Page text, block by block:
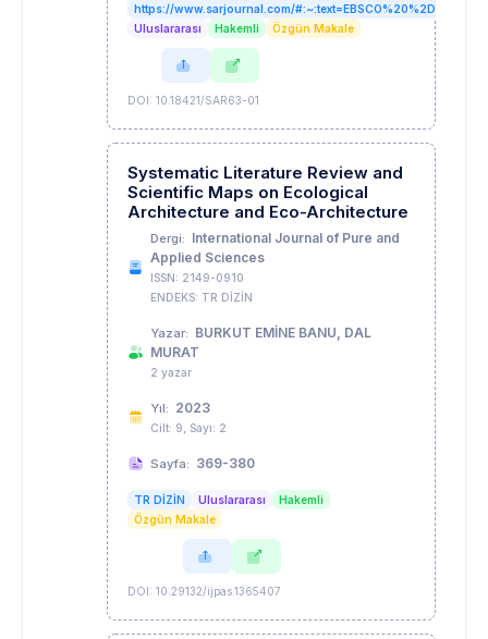
https://www.sarjournal.com/
Uluslararası
Hakemli Özgün Makale
DOI: 10.18421/SAR63-01
Systematic Literature Review and
Scientific Maps on Ecological
Architecture and Eco-Architecture
Dergi: International Journal of Pure and
Applied Sciences
ISSN: 2149-0910
ENDEKS: TR DİZİN
Yazar: BURKUT EMİNE BANU, DAL
MURAT
2 yazar
Yıl: 2023
Cilt: 9, Sayı: 2
Sayfa: 369-380
TR DİZİN Uluslararası
Hakemli
Özgün Makale
DOI: 10.29132/ijpas.1365407